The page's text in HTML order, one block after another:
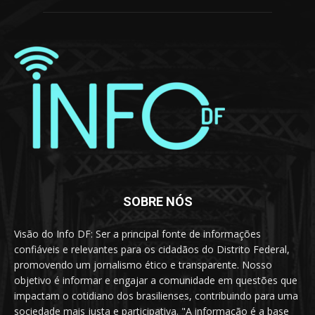
SOBRE NÓS
Visão do Info DF: Ser a principal fonte de informações
confiáveis e relevantes para os cidadãos do Distrito Federal,
promovendo um jornalismo ético e transparente. Nosso
objetivo é informar e engajar a comunidade em questões que
impactam o cotidiano dos brasilienses, contribuindo para uma
sociedade mais justa e participativa. "A informação é a base